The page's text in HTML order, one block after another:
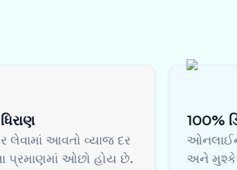
લેવામાં આવતો વ્યાજ દર
પ્રમાણમાં ઓછો હોય છે.
100%
અને